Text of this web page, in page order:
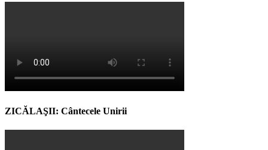
ZICĂLAŞII: Cântecele Unirii